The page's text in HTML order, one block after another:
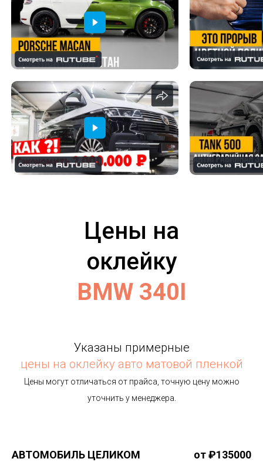
Цены на
оклейку
BMW 340I
Указаны примерные
цены на оклейку авто матовой пленкой
Цены могут отличаться от прайса, точную цену можно
уточнить у менеджера.
АВТОМОБИЛЬ ЦЕЛИКОМ от ₽135000